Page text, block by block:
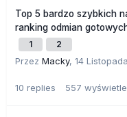
Top 5 bardzo szybkich
ranking odmian
1 2
Przez Macky, 14
10 replies 557